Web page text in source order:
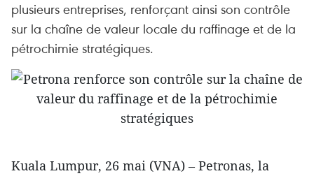
plusieurs entreprises, renforçant ainsi son contrôle
sur la chaîne de valeur locale du raffinage et de la
pétrochimie stratégiques.
Kuala Lumpur, 26 mai (VNA) – Petronas, la